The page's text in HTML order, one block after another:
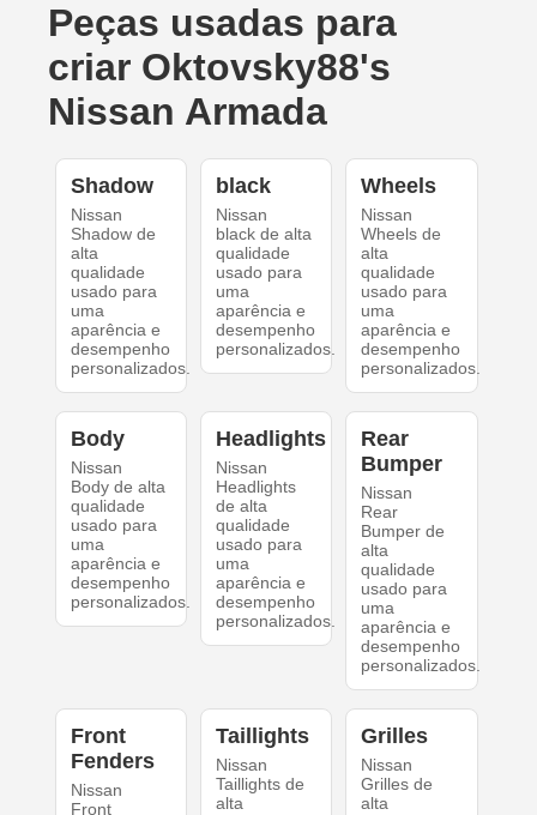
Peças usadas para
criar Oktovsky88's
Nissan Armada
Shadow
Nissan
Shadow de
alta
qualidade
usado para
uma
aparência e
desempenho
personalizados.
black
Nissan
black de alta
qualidade
usado para
uma
aparência e
desempenho
personalizados.
Wheels
Nissan
Wheels de
alta
qualidade
usado para
uma
aparência e
desempenho
personalizados.
Body
Nissan
Body de alta
qualidade
usado para
uma
aparência e
desempenho
personalizados.
Headlights
Nissan
Headlights
de alta
qualidade
usado para
uma
aparência e
desempenho
personalizados.
Rear
Bumper
Nissan
Rear
Bumper de
alta
qualidade
usado para
uma
aparência e
desempenho
personalizados.
Front
Fenders
Nissan
Front
Taillights
Nissan
Taillights de
alta
Grilles
Nissan
Grilles de
alta